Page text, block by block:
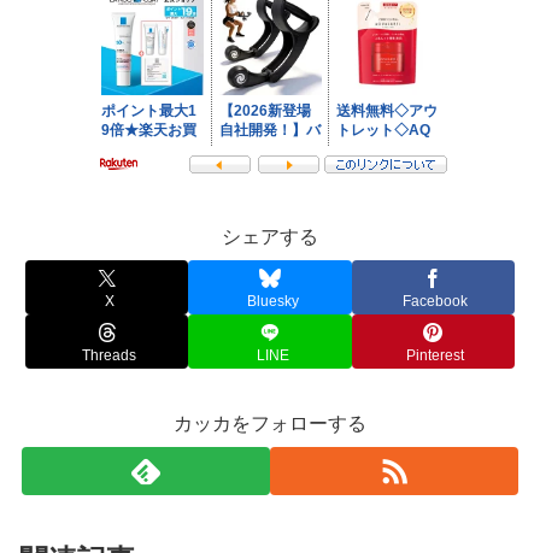
シェアする
X Bluesky Facebook
Threads LINE Pinterest
カッカをフォローする